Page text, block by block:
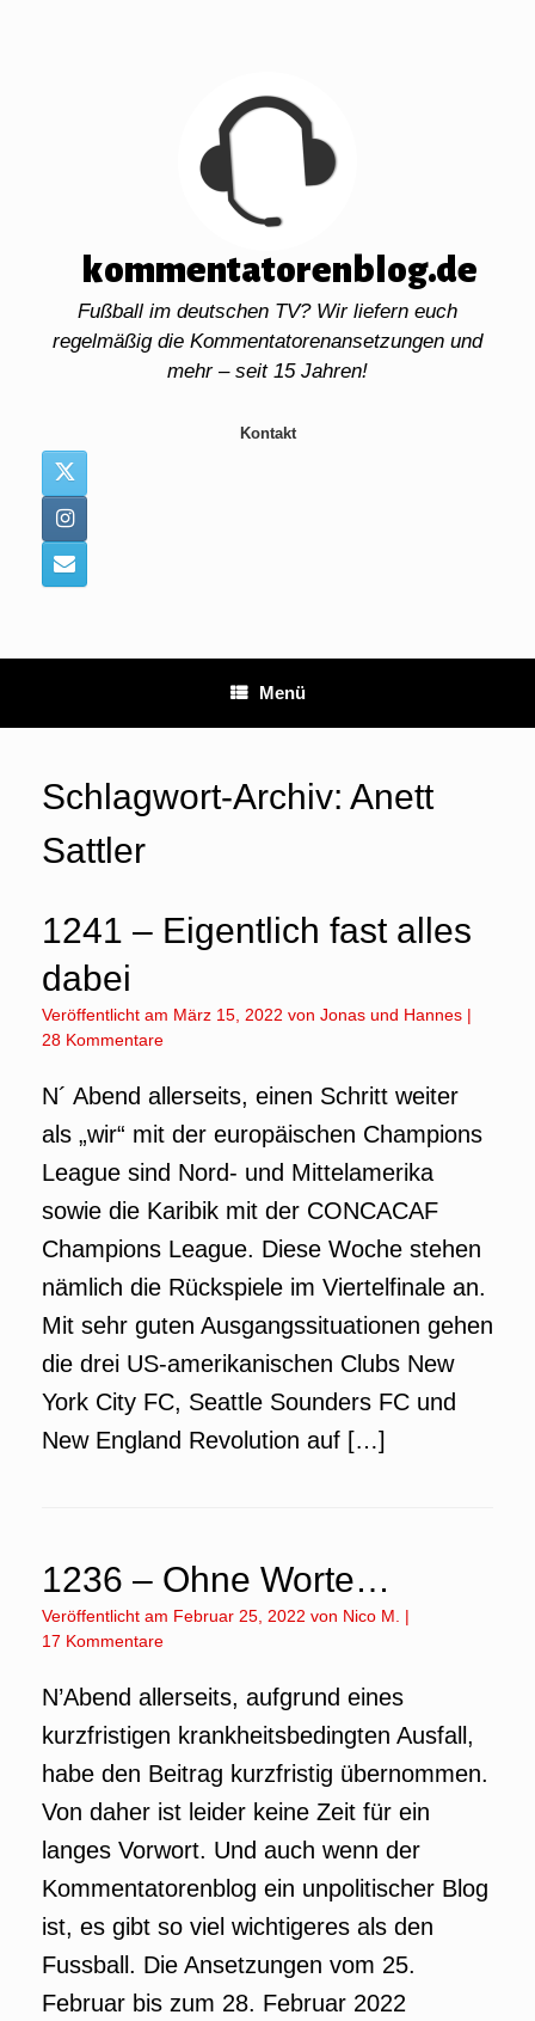
kommentatorenblog.de
Fußball im deutschen TV? Wir liefern euch
regelmäßig die Kommentatorenansetzungen und
mehr – seit 15 Jahren!
Kontakt
Menü
Schlagwort-Archiv: Anett
Sattler
1241 – Eigentlich fast alles
dabei
Veröffentlicht am März 15, 2022 von Jonas und Hannes |
28 Kommentare
N´ Abend allerseits, einen Schritt weiter
als „wir“ mit der europäischen Champions
League sind Nord- und Mittelamerika
sowie die Karibik mit der CONCACAF
Champions League. Diese Woche stehen
nämlich die Rückspiele im Viertelfinale an.
Mit sehr guten Ausgangssituationen gehen
die drei US-amerikanischen Clubs New
York City FC, Seattle Sounders FC und
New England Revolution auf […]
1236 – Ohne Worte…
Veröffentlicht am Februar 25, 2022 von Nico M.
|
17 Kommentare
N’Abend allerseits, aufgrund eines
kurzfristigen krankheitsbedingten Ausfall,
habe den Beitrag kurzfristig übernommen.
Von daher ist leider keine Zeit für ein
langes Vorwort. Und auch wenn der
Kommentatorenblog ein unpolitischer Blog
ist, es gibt so viel wichtigeres als den
Fussball. Die Ansetzungen vom 25.
Februar bis zum 28. Februar 2022